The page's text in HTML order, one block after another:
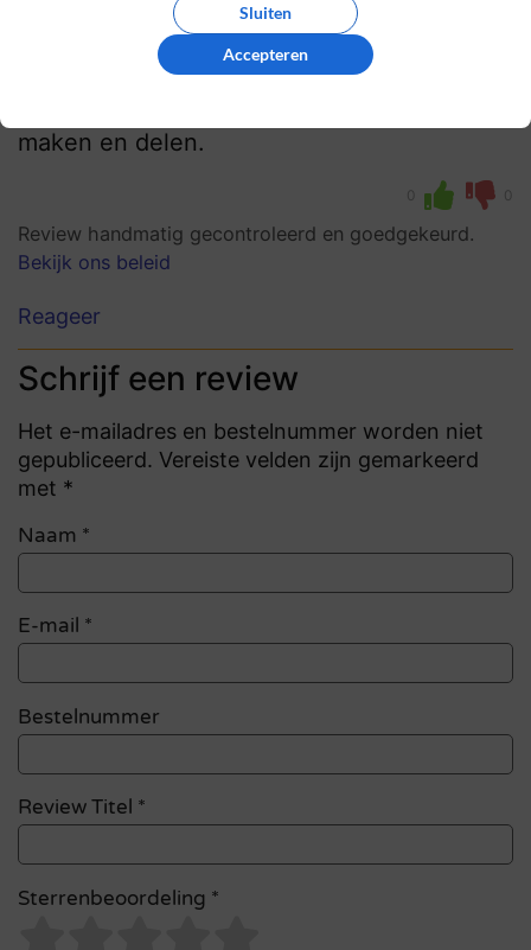
Gebruiksvriendelijk en Betrouwbaar
Heel gebruiksvriendelijk platform, met
maken en delen.
0 0
Review handmatig gecontroleerd en goedgekeurd.
Bekijk ons beleid
Reageer
Schrijf een review
Het e-mailadres en bestelnummer worden niet
gepubliceerd. Vereiste velden zijn gemarkeerd
met *
Naam *
E-mail *
Bestelnummer
Review Titel *
Sterrenbeoordeling *
Sluiten
Accepteren